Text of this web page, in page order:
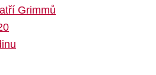
Grimmů